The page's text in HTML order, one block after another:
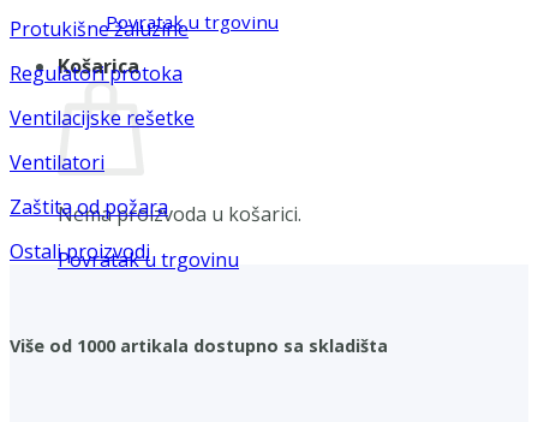
Povratak u trgovinu
Košarica
Nema proizvoda u košarici.
Povratak u trgovinu
Protukišne žaluzine
Regulatori protoka
Ventilacijske rešetke
Ventilatori
Zaštita od požara
Ostali proizvodi
Više od 1000 artikala dostupno sa skladišta